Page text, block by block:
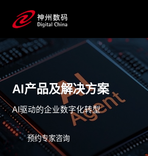
AI产品及解决方案
AI驱动的企业数字化转型
预约专家咨询